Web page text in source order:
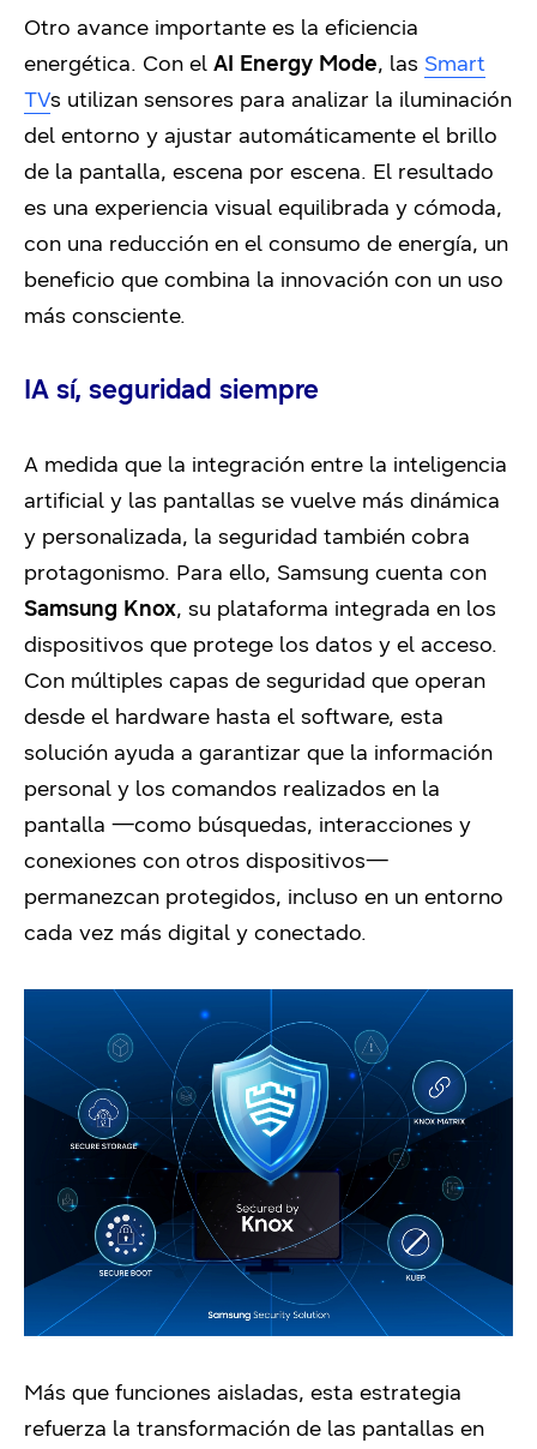
Otro avance importante es la eficiencia
energética. Con el AI Energy Mode, las Smart
TVs utilizan sensores para analizar la iluminación
del entorno y ajustar automáticamente el brillo
de la pantalla, escena por escena. El resultado
es una experiencia visual equilibrada y cómoda,
con una reducción en el consumo de energía, un
beneficio que combina la innovación con un uso
más consciente.
IA sí, seguridad siempre
A medida que la integración entre la inteligencia
artificial y las pantallas se vuelve más dinámica
y personalizada, la seguridad también cobra
protagonismo. Para ello, Samsung cuenta con
Samsung Knox, su plataforma integrada en los
dispositivos que protege los datos y el acceso.
Con múltiples capas de seguridad que operan
desde el hardware hasta el software, esta
solución ayuda a garantizar que la información
personal y los comandos realizados en la
pantalla —como búsquedas, interacciones y
conexiones con otros dispositivos—
permanezcan protegidos, incluso en un entorno
cada vez más digital y conectado.
Más que funciones aisladas, esta estrategia
refuerza la transformación de las pantallas en